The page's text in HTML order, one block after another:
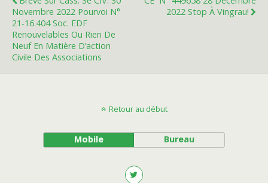
Novembre 2022 Pourvoi N°
21-16.404 Soc. EDF
Renouvelables Ou Rien De
Neuf En Matière D’action
Civile Des Associations
2022 Stop À Vingrau!
Retour au début
Mobile Bureau